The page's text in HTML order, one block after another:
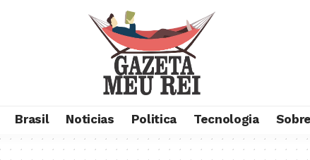
Brasil Noticias Politica Tecnologia